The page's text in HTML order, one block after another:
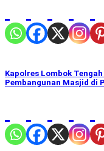
Kapolres Lombok
Pembangunan Masjid di